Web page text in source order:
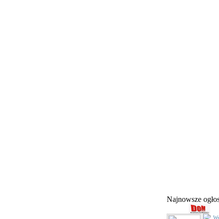
Najnowsze